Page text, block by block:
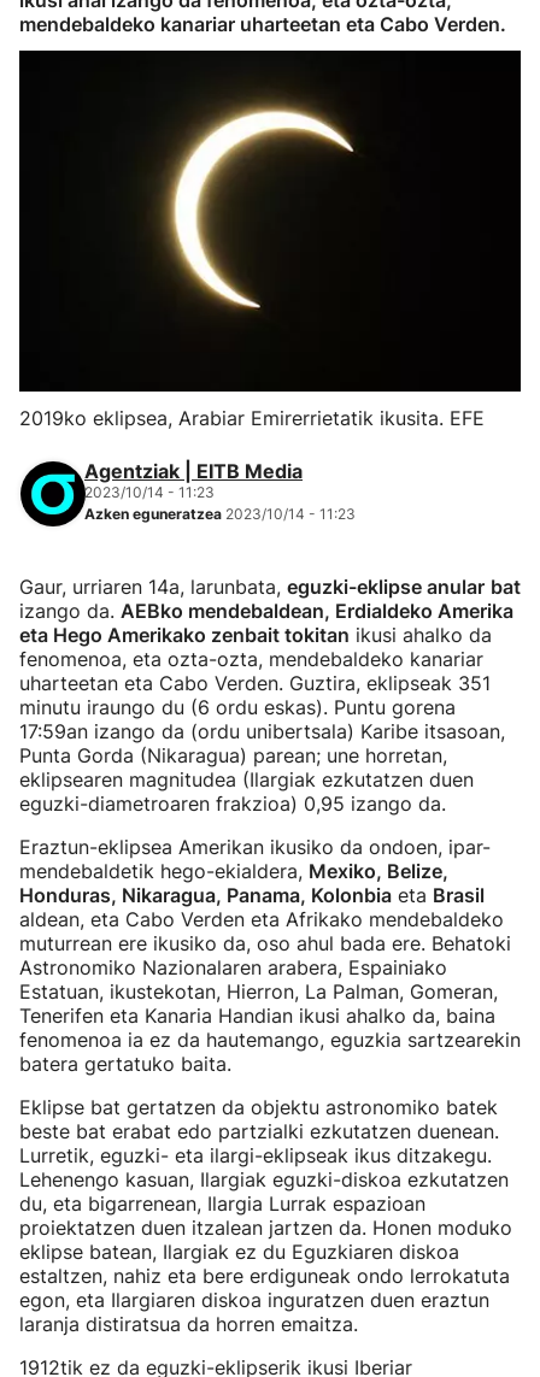
mendebaldeko kanariar uharteetan eta Cabo Verden.
2019ko eklipsea, Arabiar Emirerrietatik ikusita. EFE
Agentziak | EITB Media
2023/10/14 - 11:23
Azken eguneratzea 2023/10/14 - 11:23
Gaur, urriaren 14a, larunbata, eguzki-eklipse anular bat
izango da. AEBko mendebaldean, Erdialdeko Amerika
eta Hego Amerikako zenbait tokitan ikusi ahalko da
fenomenoa, eta ozta-ozta, mendebaldeko kanariar
uharteetan eta Cabo Verden. Guztira, eklipseak 351
minutu iraungo du (6 ordu eskas). Puntu gorena
17:59an izango da (ordu unibertsala) Karibe itsasoan,
Punta Gorda (Nikaragua) parean; une horretan,
eklipsearen magnitudea (Ilargiak ezkutatzen duen
eguzki-diametroaren frakzioa) 0,95 izango da.
Eraztun-eklipsea Amerikan ikusiko da ondoen, ipar-
mendebaldetik hego-ekialdera, Mexiko, Belize,
Honduras, Nikaragua, Panama, Kolonbia eta Brasil
aldean, eta Cabo Verden eta Afrikako mendebaldeko
muturrean ere ikusiko da, oso ahul bada ere. Behatoki
Astronomiko Nazionalaren arabera, Espainiako
Estatuan, ikustekotan, Hierron, La Palman, Gomeran,
Tenerifen eta Kanaria Handian ikusi ahalko da, baina
fenomenoa ia ez da hautemango, eguzkia sartzearekin
batera gertatuko baita.
Eklipse bat gertatzen da objektu astronomiko batek
beste bat erabat edo partzialki ezkutatzen duenean.
Lurretik, eguzki- eta ilargi-eklipseak ikus ditzakegu.
Lehenengo kasuan, Ilargiak eguzki-diskoa ezkutatzen
du, eta bigarrenean, Ilargia Lurrak espazioan
proiektatzen duen itzalean jartzen da. Honen moduko
eklipse batean, Ilargiak ez du Eguzkiaren diskoa
estaltzen, nahiz eta bere erdiguneak ondo lerrokatuta
egon, eta Ilargiaren diskoa inguratzen duen eraztun
laranja distiratsua da horren emaitza.
1912tik ez da eguzki-eklipserik ikusi Iberiar